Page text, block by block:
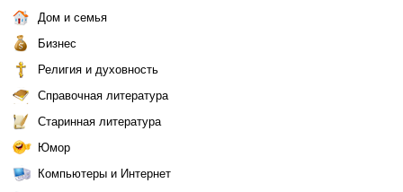
Дом и семья
Бизнес
Религия и духовность
Справочная литература
Старинная литература
Юмор
Компьютеры и Интернет